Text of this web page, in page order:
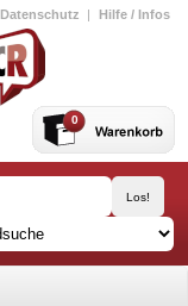
Datenschutz | Hilfe / Infos
0